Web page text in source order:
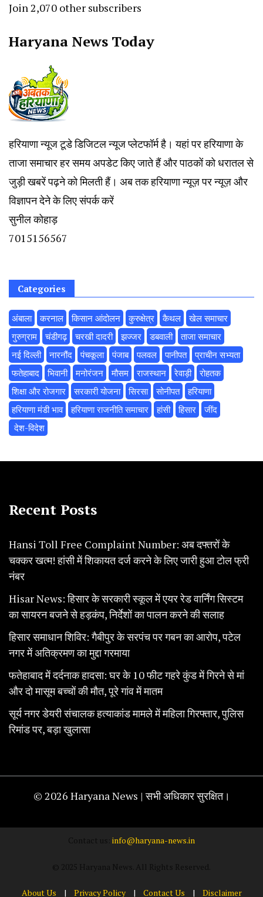
Join 2,070 other subscribers
Haryana News Today
हरियाणा न्यूज टूडे डिजिटल न्यूज प्लेटफॉर्म है। यहां पर हरियाणा के
ताजा समाचार हर समय अपडेट किए जाते हैं और पाठकों को धरातल से
जुड़ी खबरें पढ़ने को मिलती हैं। अब तक हरियाणा न्यूज़ पर न्यूज़ और
विज्ञापन देने के लिए संपर्क करें
सुनील कोहाड़
7015156567
Categories
अंबाला करनाल किसान आंदोलन कुरुक्षेत्र कैथल
खेल समाचार
गुरुग्राम
चंडीगढ़ चरखी दादरी झज्जर डबवाली
ताजा समाचार
नई दिल्ली
नारनौंद पंचकूला पंजाब पलवल पानीपत
प्राचीन सभ्यता
फतेहाबाद
भिवानी मनोरंजन मौसम राजस्थान रेवाड़ी
रोहतक
शिक्षा और रोजगार
सरकारी योजना सिरसा सोनीपत
हरियाणा
हरियाणा मंडी भाव
हरियाणा राजनीति समाचार हांसी हिसार
‌जींद
‌ देश-विदेश
Recent Posts
Hansi Toll Free Complaint Number: अब दफ्तरों के
चक्कर खत्म! हांसी में शिकायत दर्ज करने के लिए जारी हुआ टोल फ्री
नंबर
Hisar News: हिसार के सरकारी स्कूल में एयर रेड वार्निंग सिस्टम
का सायरन बजने से हड़कंप, निर्देशों का पालन करने की सलाह
हिसार समाधान शिविर: गैबीपुर के सरपंच पर गबन का आरोप, पटेल
नगर में अतिक्रमण का मुद्दा गरमाया
फतेहाबाद में दर्दनाक हादसा: घर के 10 फीट गहरे कुंड में गिरने से मां
और दो मासूम बच्चों की मौत, पूरे गांव में मातम
सूर्य नगर डेयरी संचालक हत्याकांड मामले में महिला गिरफ्तार, पुलिस
रिमांड पर, बड़ा खुलासा
© 2026 Haryana News | सभी अधिकार सुरक्षित।
info@haryana-news.in
About Us | Privacy Policy | Contact Us | Disclaimer